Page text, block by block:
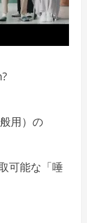
用）の
可能な「唾